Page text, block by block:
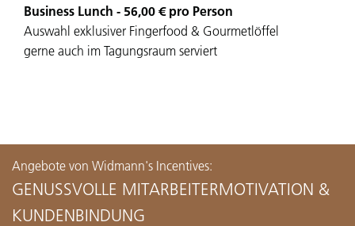
Business Lunch - 56,00 € pro Person
Auswahl exklusiver Fingerfood & Gourmetlöffel
gerne auch im Tagungsraum serviert
Angebote von Widmann's Incentives:
GENUSSVOLLE MITARBEITERMOTIVATION &
KUNDENBINDUNG